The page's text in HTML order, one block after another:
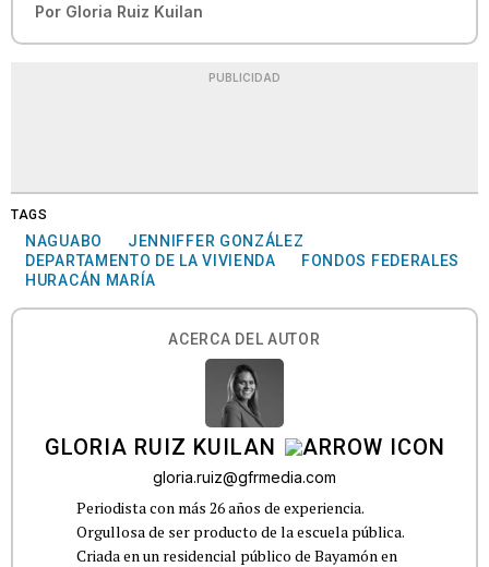
Por Gloria Ruiz Kuilan
PUBLICIDAD
TAGS
NAGUABO
JENNIFFER GONZÁLEZ
DEPARTAMENTO DE LA VIVIENDA
FONDOS FEDERALES
HURACÁN MARÍA
ACERCA DEL AUTOR
GLORIA RUIZ KUILAN
gloria.ruiz@gfrmedia.com
Periodista con más 26 años de experiencia.
Orgullosa de ser producto de la escuela pública.
Criada en un residencial público de Bayamón en